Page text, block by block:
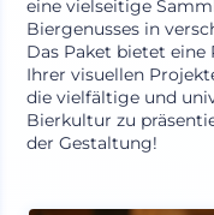
eine vielseitige
Biergenusses in
Das Paket bietet eine
Ihrer visuellen
die vielfältige und
Bierkultur zu
der Gestaltung!